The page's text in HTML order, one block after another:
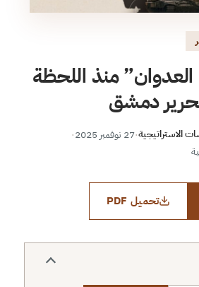
منذ اللحظة
دمشق
الاستراتيجية·27 نوفمبر 2025
·
تحميل PDF